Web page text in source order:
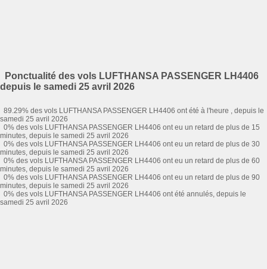
Ponctualité des vols LUFTHANSA PASSENGER LH4406
depuis le samedi 25 avril 2026
89.29% des vols LUFTHANSA PASSENGER LH4406 ont été à l'heure , depuis le
samedi 25 avril 2026
0% des vols LUFTHANSA PASSENGER LH4406 ont eu un retard de plus de 15
minutes, depuis le samedi 25 avril 2026
0% des vols LUFTHANSA PASSENGER LH4406 ont eu un retard de plus de 30
minutes, depuis le samedi 25 avril 2026
0% des vols LUFTHANSA PASSENGER LH4406 ont eu un retard de plus de 60
minutes, depuis le samedi 25 avril 2026
0% des vols LUFTHANSA PASSENGER LH4406 ont eu un retard de plus de 90
minutes, depuis le samedi 25 avril 2026
0% des vols LUFTHANSA PASSENGER LH4406 ont été annulés, depuis le
samedi 25 avril 2026